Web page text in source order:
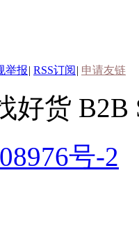
举报| RSS订阅 | 申请友链
好货 B2B
号-2